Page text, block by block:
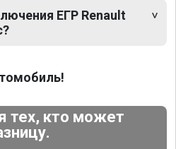
ЕГР Renault
тех, кто может